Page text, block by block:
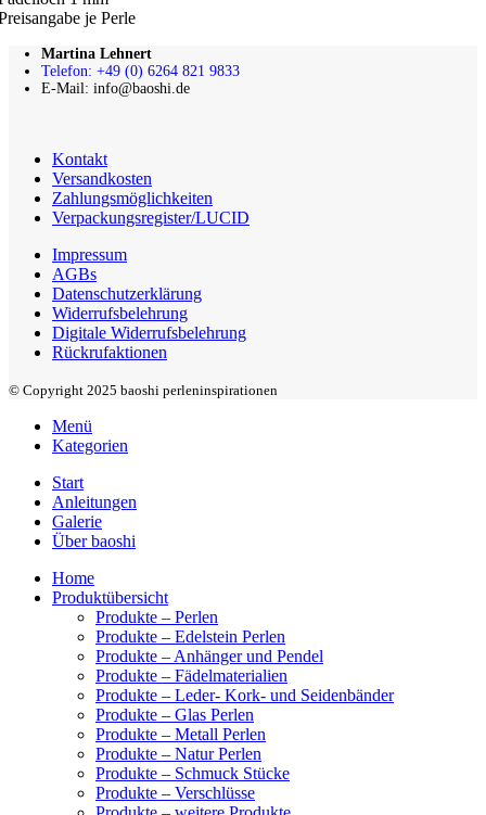
je Perle
Martina Lehnert
Telefon: +49 (0) 6264 821 9833
E-Mail: info@baoshi.de
Kontakt
Versandkosten
Zahlungsmöglichkeiten
Verpackungsregister/LUCID
Impressum
AGBs
Datenschutzerklärung
Widerrufsbelehrung
Digitale Widerrufsbelehrung
Rückrufaktionen
© Copyright 2025 baoshi perleninspirationen
Menü
Kategorien
Start
Anleitungen
Galerie
Über baoshi
Home
Produktübersicht
Produkte – Perlen
Produkte – Edelstein Perlen
Produkte – Anhänger und Pendel
Produkte – Fädelmaterialien
Produkte – Leder- Kork- und Seidenbänder
Produkte – Glas Perlen
Produkte – Metall Perlen
Produkte – Natur Perlen
Produkte – Schmuck Stücke
Produkte – Verschlüsse